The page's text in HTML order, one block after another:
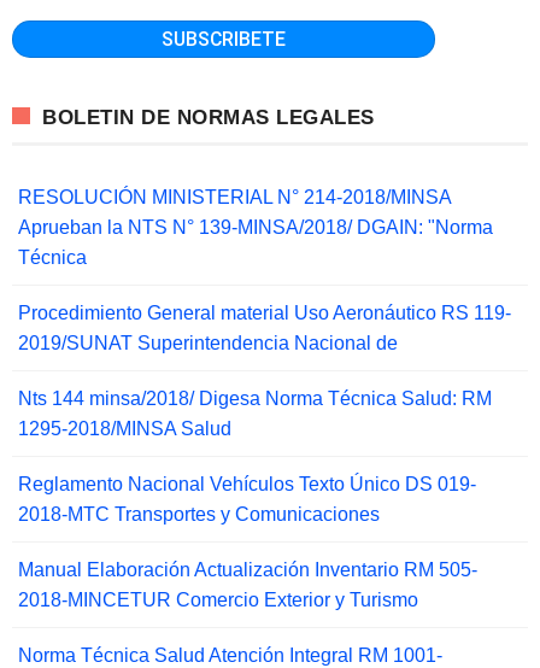
BOLETIN DE NORMAS LEGALES
RESOLUCIÓN MINISTERIAL N° 214-2018/MINSA
Aprueban la NTS N° 139-MINSA/2018/ DGAIN: "Norma
Técnica
Procedimiento General material Uso Aeronáutico RS 119-
2019/SUNAT Superintendencia Nacional de
Nts 144 minsa/2018/ Digesa Norma Técnica Salud: RM
1295-2018/MINSA Salud
Reglamento Nacional Vehículos Texto Único DS 019-
2018-MTC Transportes y Comunicaciones
Manual Elaboración Actualización Inventario RM 505-
2018-MINCETUR Comercio Exterior y Turismo
Norma Técnica Salud Atención Integral RM 1001-